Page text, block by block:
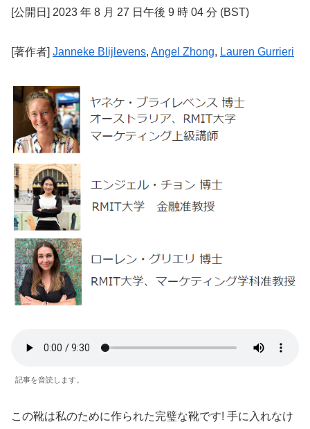
[公開日] 2023 年 8 月 27 日午後 9 時 04 分 (BST)
[著作者] Janneke Blijlevens, Angel Zhong, Lauren Gurrieri
記事を音読します。
この靴は私のために作られた完璧な靴です! 手に入れなけ